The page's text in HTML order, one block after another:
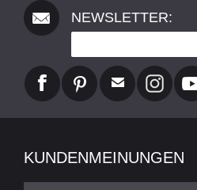
NEWSLETTER:
KUNDENMEINUNGEN